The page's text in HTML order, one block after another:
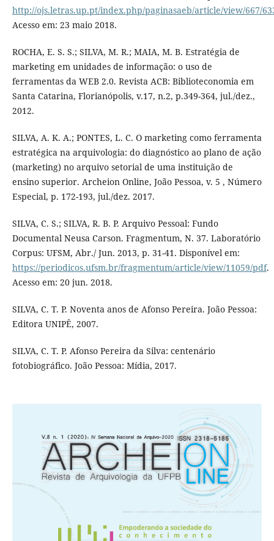
http://ojs.letras.up.pt/index.php/paginasaeb/article/view/667/
Acesso em: 23 maio 2018.
ROCHA, E. S. S.; SILVA, M. R.; MAIA, M. B. Estratégia de
marketing em unidades de informação: o uso de
ferramentas da WEB 2.0. Revista ACB: Biblioteconomia em
Santa Catarina, Florianópolis, v.17, n.2, p.349-364, jul./dez.,
2012.
SILVA, A. K. A.; PONTES, L. C. O marketing como ferramenta
estratégica na arquivologia: do diagnóstico ao plano de ação
(marketing) no arquivo setorial de uma instituição de
ensino superior. Archeion Online, João Pessoa, v. 5 , Número
Especial, p. 172-193, jul./dez. 2017.
SILVA, C. S.; SILVA, R. B. P. Arquivo Pessoal: Fundo
Documental Neusa Carson. Fragmentum, N. 37. Laboratório
Corpus: UFSM, Abr./ Jun. 2013, p. 31-41. Disponível em:
https://periodicos.ufsm.br/fragmentum/article/view/11059/pdf.
Acesso em: 20 jun. 2018.
SILVA, C. T. P. Noventa anos de Afonso Pereira. João Pessoa:
Editora UNIPÊ, 2007.
SILVA, C. T. P. Afonso Pereira da Silva: centenário
fotobiográfico. João Pessoa: Mídia, 2017.